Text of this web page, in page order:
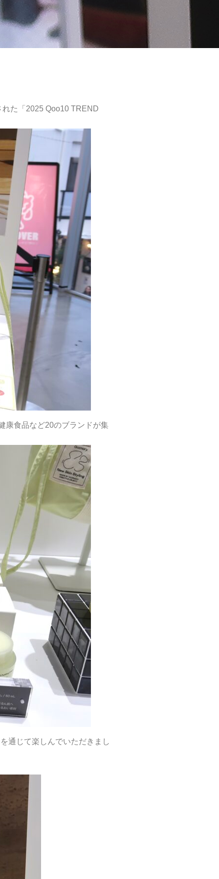
た「2025 Qoo10 TREND
康食品など20のブランドが集
通じて楽しんでいただきまし